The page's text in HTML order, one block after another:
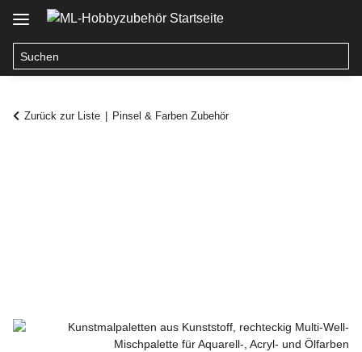
Zurück zur Liste Pinsel & Farben Zubehör